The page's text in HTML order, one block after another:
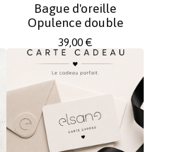
Bague d'oreille
Opulence double
39,00 €